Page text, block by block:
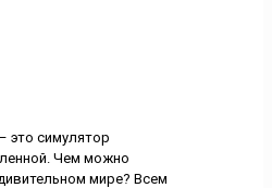
это симулятор
Чем можно
мире? Всем